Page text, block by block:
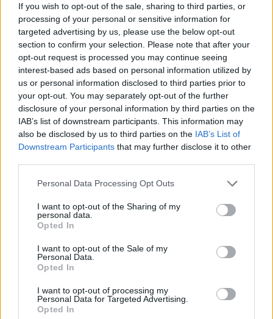
If you wish to opt-out of the sale, sharing to third parties, or
processing of your personal or sensitive information for
targeted advertising by us, please use the below opt-out
section to confirm your selection. Please note that after your
opt-out request is processed you may continue seeing
interest-based ads based on personal information utilized by
us or personal information disclosed to third parties prior to
your opt-out. You may separately opt-out of the further
disclosure of your personal information by third parties on the
IAB’s list of downstream participants. This information may
also be disclosed by us to third parties on the IAB’s List of
Downstream Participants that may further disclose it to other
Personal Data Processing Opt Outs
I want to opt-out of the Sharing of my
personal data.
Opted In
I want to opt-out of the Sale of my
Personal Data.
Opted In
I want to opt-out of processing my
Personal Data for Targeted Advertising.
Opted In
e morbidi, uniti alle 8000 pulsazioni T-Sonic (che
attraversano cioè gli strati esterni della pelle, ndr) a
16 livelli di intensità, rimuovono batteri e impurità
riducendo dunque rossori, irritazioni da rasatura e
donando a pelle e barba un aspetto sano e luminoso.
Per chi desidera rassodare, se impostato in modalità
massaggio, Luna 3 Men fornisce un’azione che aiuta a
ridurre gonfiore, rughe e linee di espressione. Se
di personalizzare il proprio trattamento, per una
groomingroutine 100% su misura.
singola ricarica USB, rappresenta il dispositivo
Per altri contenuti iscriviti alla newsletter di Robb